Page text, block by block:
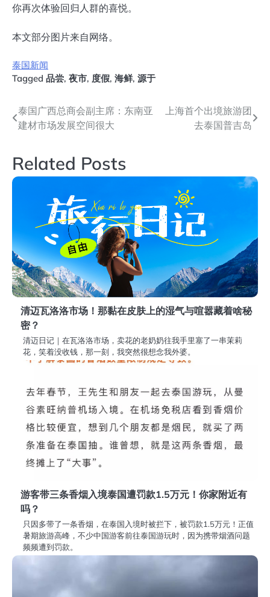
你再次体验回归人群的喜悦。
本文部分图片来自网络。
泰国新闻
Tagged 品尝, 夜市, 度假, 海鲜, 源于
文
章
导
航
泰国广西总商会副主席：东南亚
建材市场发展空间很大
上海首个出境旅游团
去泰国普吉岛
Related Posts
清迈瓦洛洛市场！那黏在皮肤上的湿气与喧嚣藏着啥秘
密？
清迈日记｜在瓦洛洛市场，卖花的老奶奶往我手里塞了一串茉莉
花，笑着没收钱，那一刻，我突然很想念我外婆。
游客带三条香烟入境泰国遭罚款1.5万元！你家附近有
吗？
只因多带了一条香烟，在泰国入境时被拦下，被罚款1.5万元！正值
暑期旅游高峰，不少中国游客前往泰国游玩时，因为携带烟酒问题
频频遭到罚款。